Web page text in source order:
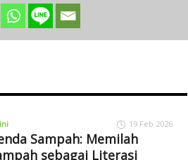
19 Feb 2026
Sampah: Memilah
sebagai Literasi